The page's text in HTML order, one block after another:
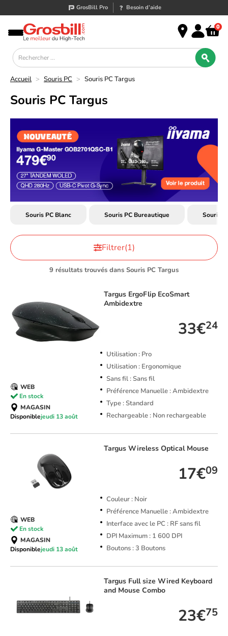
GrosBill Pro Besoin d’aide
0
Accueil > Souris PC > Souris PC Targus
Souris PC Targus
Souris PC Blanc Souris PC Bureautique Souris
9 résultats trouvés dans Souris PC Targus
Filtrer(1)
Targus ErgoFlip EcoSmart
Ambidextre
33€24
Utilisation : Pro
Utilisation : Ergonomique
Sans fil : Sans fil
Préférence Manuelle : Ambidextre
Type : Standard
Rechargeable : Non rechargeable
WEB
En stock
MAGASIN
Disponiblejeudi 13 août
Targus Wireless Optical Mouse
17€09
Couleur : Noir
Préférence Manuelle : Ambidextre
Interface avec le PC : RF sans fil
DPI Maximum : 1 600 DPI
Boutons : 3 Boutons
WEB
En stock
MAGASIN
Disponiblejeudi 13 août
Targus Full size Wired Keyboard
and Mouse Combo
23€75